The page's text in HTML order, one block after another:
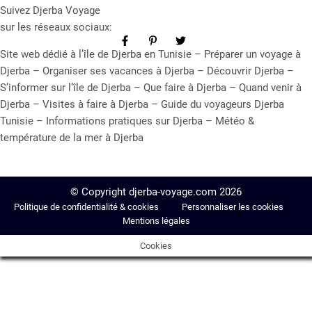
Suivez Djerba Voyage
sur les réseaux sociaux:
Site web dédié à l’île de Djerba en Tunisie – Préparer un voyage à
Djerba – Organiser ses vacances à Djerba – Découvrir Djerba –
S’informer sur l’île de Djerba – Que faire à Djerba – Quand venir à
Djerba – Visites à faire à Djerba – Guide du voyageurs Djerba
Tunisie – Informations pratiques sur Djerba – Météo &
température de la mer à Djerba
© Copyright djerba-voyage.com 2026
Politique de confidentialité & cookies
Personnaliser les cookies
Mentions légales
Cookies